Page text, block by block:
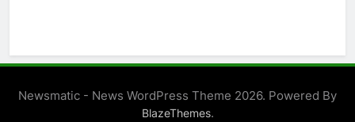
Newsmatic - News WordPress Theme 2026. Powered By
BlazeThemes.